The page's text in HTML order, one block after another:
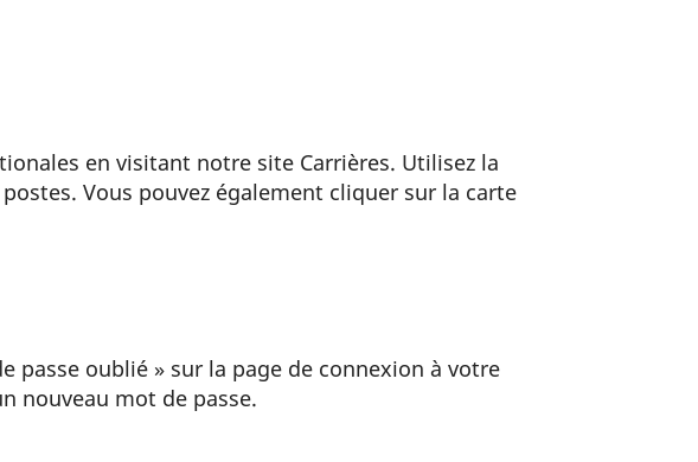
en visitant notre site Carrières. Utilisez la
Vous pouvez également cliquer sur la carte
passe oublié » sur la page de connexion à votre
nouveau mot de passe.